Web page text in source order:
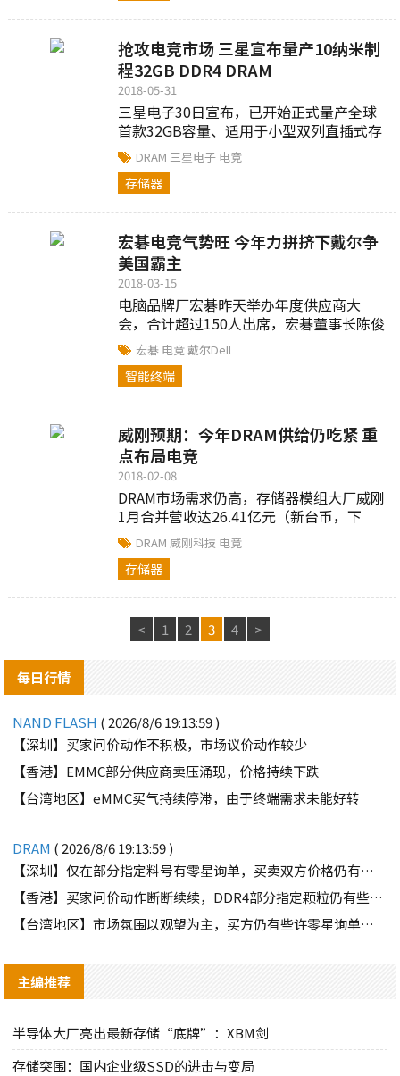
抢攻电竞市场 三星宣布量产10纳米制
程32GB DDR4 DRAM
2018-05-31
三星电子30日宣布，已开始正式量产全球
首款32GB容量、适用于小型双列直插式存
储器模组（SoDIMM）规格的电竞笔电
DDR4存储器。而新的SoDIMM...
DRAM 三星电子 电竞
存储器
宏碁电竞气势旺 今年力拼挤下戴尔争
美国霸主
2018-03-15
电脑品牌厂宏碁昨天举办年度供应商大
会，合计超过150人出席，宏碁董事长陈俊
圣发下豪语，今年电竞最大目标是在美国
市场挤下戴尔（Dell）登上第一名...
宏碁 电竞戴尔Dell
智能终端
威刚预期：今年DRAM供给仍吃紧 重
点布局电竞
2018-02-08
DRAM市场需求仍高，存储器模组大厂威刚
1月合并营收达26.41亿元（新台币，下
同），较去年12月成长3.51%，较去年同
期成长5.31%；威刚预期今年DRAM...
DRAM 威刚科技 电竞
存储器
< 1 2 3 4 >
每日行情
NAND FLASH ( 2026/8/6 19:13:59 )
【深圳】买家问价动作不积极，市场议价动作较少
【香港】EMMC部分供应商卖压涌现，价格持续下跌
【台湾地区】eMMC买气持续停滞，由于终端需求未能好转
DRAM ( 2026/8/6 19:13:59 )
【深圳】仅在部分指定料号有零星询单，买卖双方价格仍有差距
【香港】买家问价动作断断续续，DDR4部分指定颗粒仍有些许询单
【台湾地区】市场氛围以观望为主，买方仍有些许零星询单释出
主编推荐
半导体大厂亮出最新存储“底牌”：XBM剑
存储突围：国内企业级SSD的进击与变局